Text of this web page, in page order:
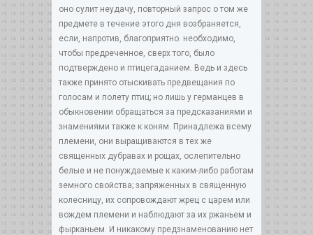
оно сулит неудачу, повторный запрос о том же
предмете в течение этого дня возбраняется,
если, напротив, благоприятно. необходимо,
чтобы предреченное, сверх того, было
подтверждено и птицегаданием. Ведь и здесь
также принято отыскивать предвещания по
голосам и полету птиц; но лишь у германцев в
обыкновении обращаться за предсказаниями и
знамениями также к коням. Принадлежа всему
племени, они выращиваются в тех же
священных дубравах и рощах, ослепительно
белые и не понуждаемые к каким-либо работам
земного свойства; запряженных в священную
колесницу, их сопровождают жрец с царем или
вождем племени и наблюдают за их ржаньем и
фырканьем. И никакому предзнаменованию нет